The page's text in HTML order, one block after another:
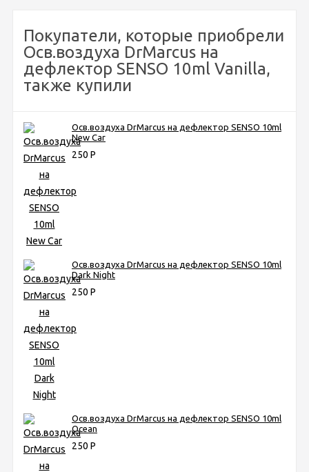
Покупатели, которые приобрели
Осв.воздуха DrMarcus на
дефлектор SENSO 10ml Vanilla,
также купили
Осв.воздуха DrMarcus на дефлектор SENSO 10ml
New Car
250 Р
Осв.воздуха DrMarcus на дефлектор SENSO 10ml
Dark Night
250 Р
Осв.воздуха DrMarcus на дефлектор SENSO 10ml
Ocean
250 Р